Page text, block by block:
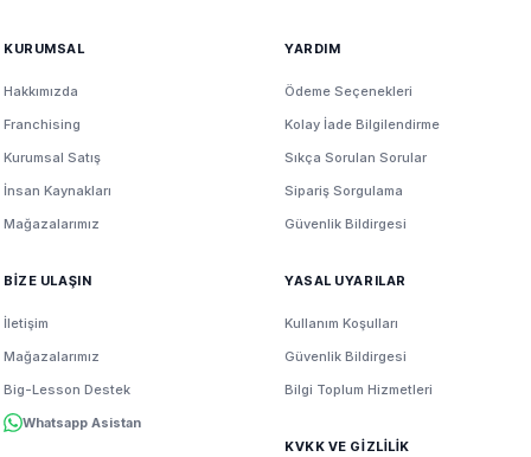
KURUMSAL
Hakkımızda
Franchising
Kurumsal Satış
İnsan Kaynakları
Mağazalarımız
YARDIM
Ödeme Seçenekleri
Kolay İade Bilgilendirme
Sıkça Sorulan Sorular
Sipariş Sorgulama
Güvenlik Bildirgesi
BİZE ULAŞIN
İletişim
Mağazalarımız
Big-Lesson Destek
Whatsapp Asistan
YASAL UYARILAR
Kullanım Koşulları
Güvenlik Bildirgesi
Bilgi Toplum Hizmetleri
KVKK VE GİZLİLİK